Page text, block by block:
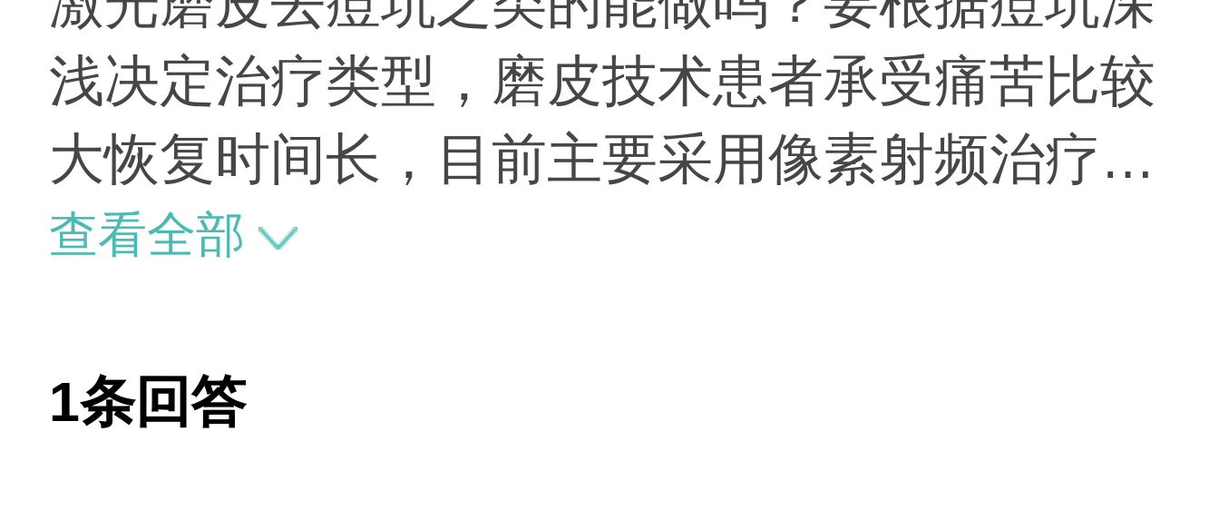
浅决定治疗类型，磨皮技术患者承受痛苦比较
大恢复时间长，目前主要采用像素射频治疗痘
坑痘印痘疤问题，效果会比较显著。
查看全部
1条回答